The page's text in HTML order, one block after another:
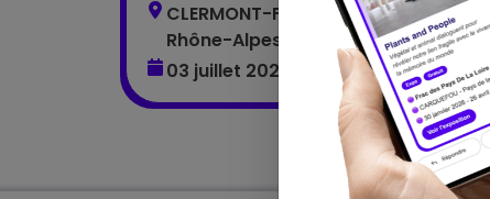
CLERMONT-FERRAND - Auvergne-
Rhône-Alpes
03 juillet 2025 – 31 octobre 2025